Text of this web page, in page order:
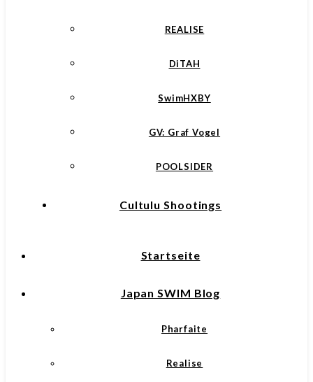
REALISE
DiTAH
SwimHXBY
GV: Graf Vogel
POOLSIDER
Cultulu Shootings
Startseite
Japan SWIM Blog
Pharfaite
Realise